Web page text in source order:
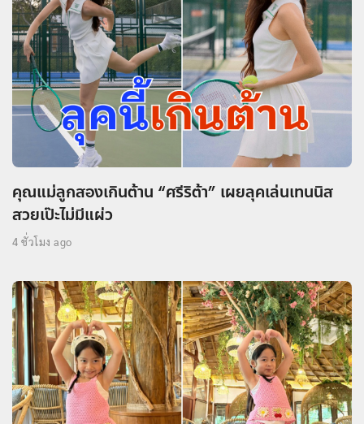
คุณแม่ลูกสองเกินต้าน “ศรีริต้า” เผยลุคเล่นเทนนิส
สวยเป๊ะไม่มีแผ่ว
4 ชั่วโมง ago